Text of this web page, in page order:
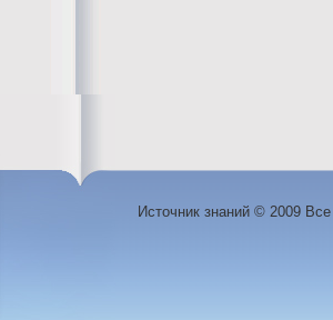
Источник знаний © 2009